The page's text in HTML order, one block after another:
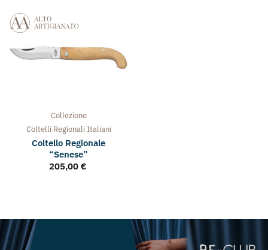
Collezione
Coltelli Regionali Italiani
Coltello Regionale
“Senese”
205,00 €